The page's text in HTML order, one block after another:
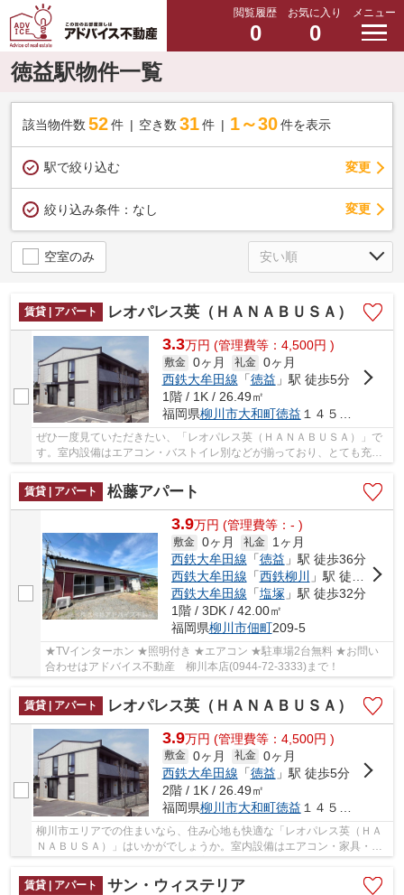
閲覧履歴
0
お気に入り
0
メニュー
徳益駅物件一覧
該当物件数 52件 空き数 31 件 1～30 件を表示
駅で絞り込む 変更
絞り込み条件： なし 変更
空室のみ
賃貸 | アパート レオパレス英（ＨＡＮＡＢＵＳＡ）
3.3万円 (管理費等：4,500円 )
敷金 0ヶ月 礼金 0ヶ月
西鉄大牟田線 「徳益 」駅 徒歩5分
1階 / 1K / 26.49㎡
福岡県柳川市大和町徳益 １４５－１
ぜひ一度見ていただきたい、「レオパレス英（ＨＡＮＡＢＵＳＡ）」で
す。室内設備はエアコン・バストイレ別などが揃っており、とても充実
賃貸 | アパート
松藤アパート
3.9万円 (管理費等：- )
敷金 0ヶ月 礼金
1ヶ月
西鉄大牟田線 「徳益 」駅 徒歩36分
西鉄大牟田線 「西鉄柳川
」駅 徒歩36分
西鉄大牟田線 「塩塚 」駅 徒歩32分
1階 / 3DK / 42.00㎡
福岡県柳川市佃町209-5
★TVインターホン ★照明付き ★エアコン ★駐車場2台無料 ★お問い
合わせはアドバイス不動産 柳川本店(0944-72-3333)まで！
賃貸 | アパート レオパレス英（ＨＡＮＡＢＵＳＡ）
3.9万円 (管理費等：4,500円 )
敷金 0ヶ月 礼金 0ヶ月
西鉄大牟田線 「徳益 」駅 徒歩5分
2階 / 1K / 26.49㎡
福岡県柳川市大和町徳益 １４５－１
柳川市エリアでの住まいなら、住み心地も快適な「レオパレス英（ＨＡ
ＮＡＢＵＳＡ）」はいかがでしょうか。室内設備はエアコン・家具・家
賃貸 | アパート
サン・ウィステリア